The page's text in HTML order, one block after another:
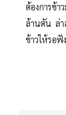
ต้องการข้
ล้านตัน ล่า
ข้าวให้รอฟั